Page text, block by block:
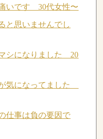
いです 30代女性〜
と思いませんでし
シになりました 20
気になってました
仕事は負の要因で